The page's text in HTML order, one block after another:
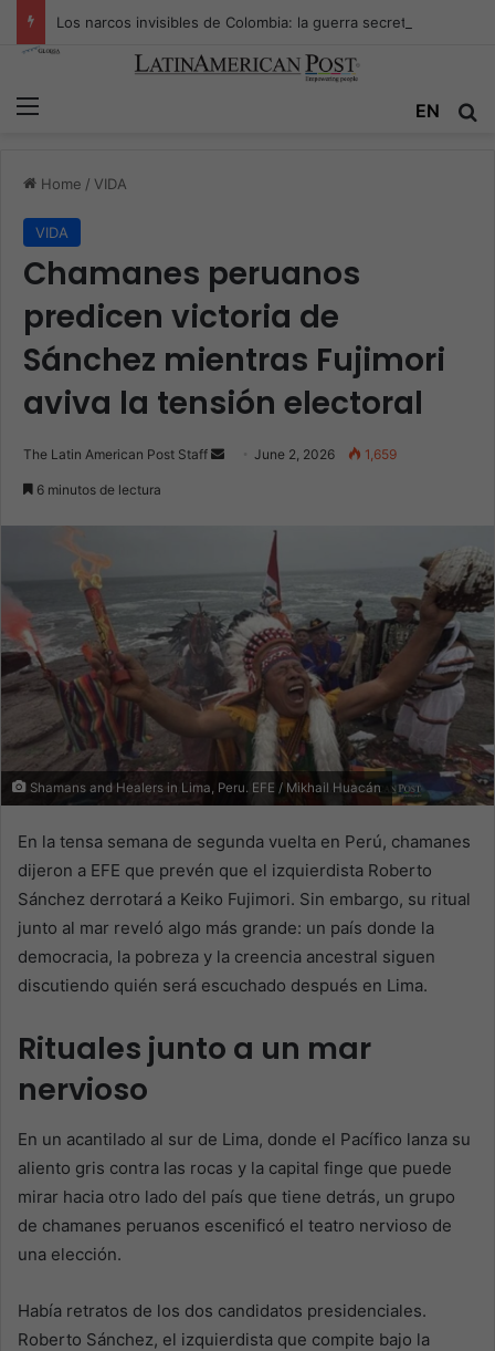
Menu EN
Home / VIDA
VIDA
Chamanes peruanos
predicen victoria de
Sánchez mientras Fujimori
aviva la tensión electoral
The Latin American Post Staff
SendJune 2, 2026 1,659
6 minutos de lectura
Shamans and Healers in Lima, Peru. EFE / Mikhail Huacán
En la tensa semana de segunda vuelta en Perú, chamanes
dijeron a EFE que prevén que el izquierdista Roberto
Sánchez derrotará a Keiko Fujimori. Sin embargo, su ritual
junto al mar reveló algo más grande: un país donde la
democracia, la pobreza y la creencia ancestral siguen
discutiendo quién será escuchado después en Lima.
Rituales junto a un mar
nervioso
En un acantilado al sur de Lima, donde el Pacífico lanza su
aliento gris contra las rocas y la capital finge que puede
mirar hacia otro lado del país que tiene detrás, un grupo
de chamanes peruanos escenificó el teatro nervioso de
una elección.
Había retratos de los dos candidatos presidenciales.
Roberto Sánchez, el izquierdista que compite bajo la